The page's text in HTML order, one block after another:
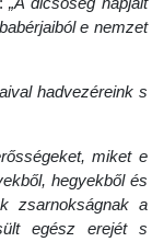
„A dicsőség napjait
e nemzet
hadvezéreink s
miket e
hegyekből és
zsarnokságnak a
egész erejét s